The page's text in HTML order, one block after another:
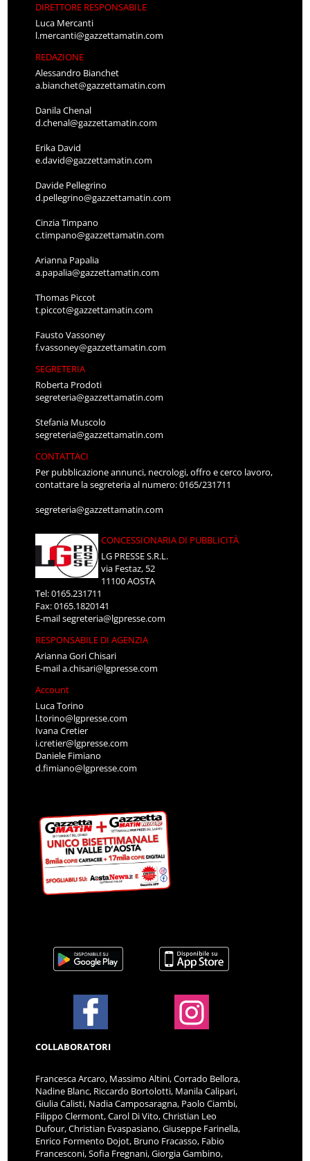
DIRETTORE RESPONSABILE
Luca Mercanti
l.mercanti@gazzettamatin.com
REDAZIONE
Alessandro Bianchet
a.bianchet@gazzettamatin.com
Danila Chenal
d.chenal@gazzettamatin.com
Erika David
e.david@gazzettamatin.com
Davide Pellegrino
d.pellegrino@gazzettamatin.com
Cinzia Timpano
c.timpano@gazzettamatin.com
Arianna Papalia
a.papalia@gazzettamatin.com
Thomas Piccot
t.piccot@gazzettamatin.com
Fausto Vassoney
f.vassoney@gazzettamatin.com
SEGRETERIA
Roberta Prodoti
segreteria@gazzettamatin.com
Stefania Muscolo
segreteria@gazzettamatin.com
CONTATTACI
Per pubblicazione annunci, necrologi, offro e cerco lavoro,
contattare la segreteria al numero: 0165/231711
segreteria@gazzettamatin.com
CONCESSIONARIA DI PUBBLICITÀ
LG PRESSE S.R.L.
via Festaz, 52
11100 AOSTA
Tel: 0165.231711
Fax: 0165.1820141
E-mailsegreteria@lgpresse.com
RESPONSABILE DI AGENZIA
Arianna Gori Chisari
E-maila.chisari@lgpresse.com
Account
Luca Torino
l.torino@lgpresse.com
Ivana Cretier
i.cretier@lgpresse.com
Daniele Fimiano
d.fimiano@lgpresse.com
COLLABORATORI
Francesca Arcaro, Massimo Altini, Corrado Bellora,
Nadine Blanc, Riccardo Bortolotti, Manila Calipari,
Giulia Calisti, Nadia Camposaragna, Paolo Ciambi,
Filippo Clermont, Carol Di Vito, Christian Leo
Dufour, Christian Evaspasiano, Giuseppe Farinella,
Enrico Formento Dojot, Bruno Fracasso, Fabio
Francesconi, Sofia Fregnani, Giorgia Gambino,